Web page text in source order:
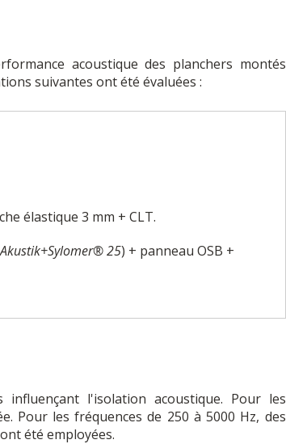
acoustique des planchers montés
suivantes ont été évaluées :
élastique 3 mm + CLT.
Akustik+Sylomer® 25) + panneau OSB +
l'isolation acoustique. Pour les
Pour les fréquences de 250 à 5000 Hz, des
été employées.